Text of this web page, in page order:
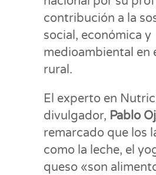
contribución a la
social, económica y
medioambiental en
rural.
El experto en
divulgador, Pablo
remarcado que los
como la leche, el
queso «son